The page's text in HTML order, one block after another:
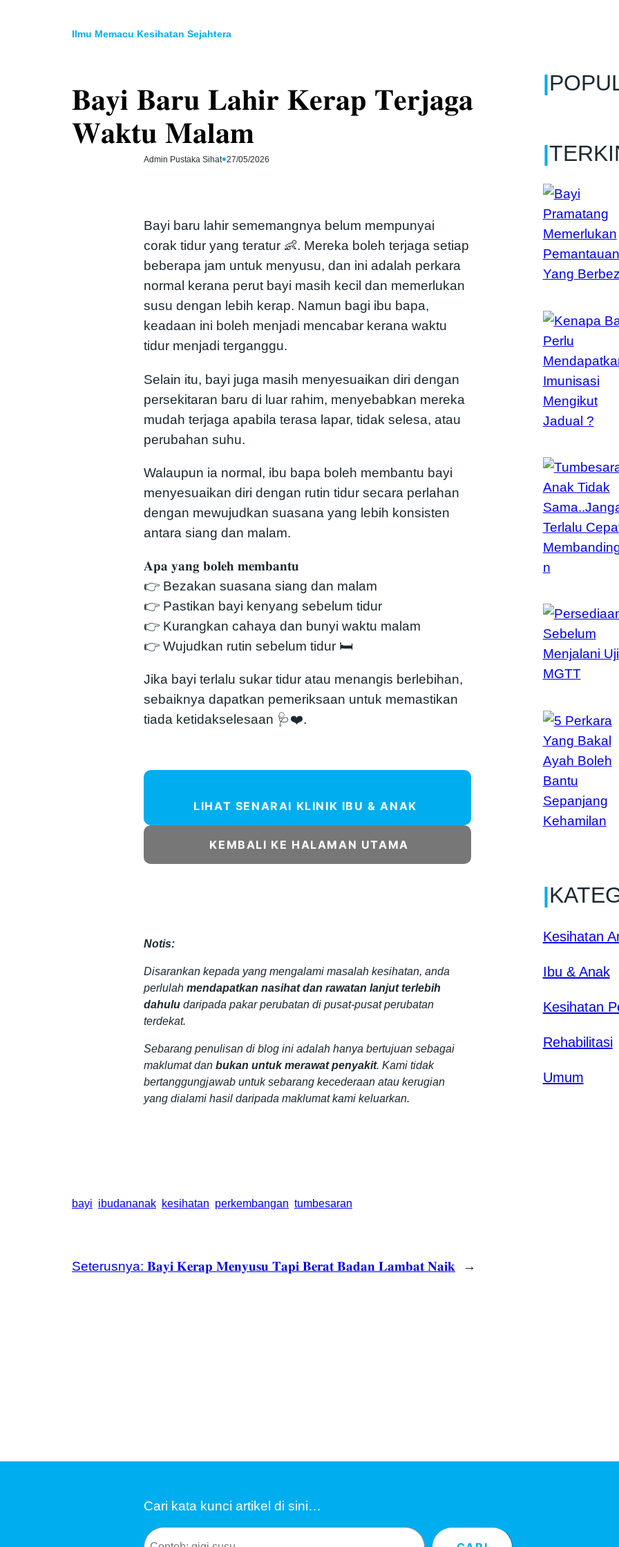
Ilmu Memacu Kesihatan Sejahtera
𝐁𝐚𝐲𝐢 𝐁𝐚𝐫𝐮 𝐋𝐚𝐡𝐢𝐫 𝐊𝐞𝐫𝐚𝐩 𝐓𝐞𝐫𝐣𝐚𝐠𝐚
𝐖𝐚𝐤𝐭𝐮 𝐌𝐚𝐥𝐚𝐦
Admin Pustaka Sihat•27/05/2026
Bayi baru lahir sememangnya belum mempunyai
corak tidur yang teratur 👶. Mereka boleh terjaga setiap
beberapa jam untuk menyusu, dan ini adalah perkara
normal kerana perut bayi masih kecil dan memerlukan
susu dengan lebih kerap. Namun bagi ibu bapa,
keadaan ini boleh menjadi mencabar kerana waktu
tidur menjadi terganggu.
Selain itu, bayi juga masih menyesuaikan diri dengan
persekitaran baru di luar rahim, menyebabkan mereka
mudah terjaga apabila terasa lapar, tidak selesa, atau
perubahan suhu.
Walaupun ia normal, ibu bapa boleh membantu bayi
menyesuaikan diri dengan rutin tidur secara perlahan
dengan mewujudkan suasana yang lebih konsisten
antara siang dan malam.
𝐀𝐩𝐚 𝐲𝐚𝐧𝐠 𝐛𝐨𝐥𝐞𝐡 𝐦𝐞𝐦𝐛𝐚𝐧𝐭𝐮
👉 Bezakan suasana siang dan malam
👉 Pastikan bayi kenyang sebelum tidur
👉 Kurangkan cahaya dan bunyi waktu malam
👉 Wujudkan rutin sebelum tidur 🛏
Jika bayi terlalu sukar tidur atau menangis berlebihan,
sebaiknya dapatkan pemeriksaan untuk memastikan
tiada ketidakselesaan 🩺❤️.
LIHAT SENARAI KLINIK IBU & ANAK
KEMBALI KE HALAMAN UTAMA
Notis:
Disarankan kepada yang mengalami masalah kesihatan, anda
perlulah mendapatkan nasihat dan rawatan lanjut terlebih
dahulu daripada pakar perubatan di pusat-pusat perubatan
terdekat.
Sebarang penulisan di blog ini adalah hanya bertujuan sebagai
maklumat dan bukan untuk merawat penyakit. Kami tidak
bertanggungjawab untuk sebarang kecederaan atau kerugian
yang dialami hasil daripada maklumat kami keluarkan.
bayi ibudananak kesihatan perkembangan tumbesaran
Seterusnya: 𝐁𝐚𝐲𝐢 𝐊𝐞𝐫𝐚𝐩 𝐌𝐞𝐧𝐲𝐮𝐬𝐮 𝐓𝐚𝐩𝐢 𝐁𝐞𝐫𝐚𝐭 𝐁𝐚𝐝𝐚𝐧 𝐋𝐚𝐦𝐛𝐚𝐭 𝐍𝐚𝐢𝐤 →
|
|
|
Kesihatan
Ibu & Anak
Kesihatan
Rehabilitasi
Umum
Cari kata kunci artikel di sini…
Search